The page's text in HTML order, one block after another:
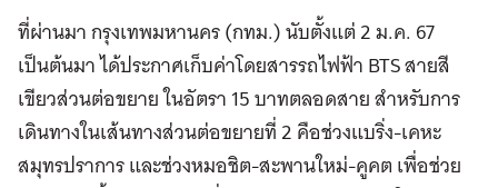
ที่ผ่านมา กรุงเทพมหานคร (กทม.) นับตั้งแต่ 2 ม.ค. 67
เป็นต้นมา ได้ประกาศเก็บค่าโดยสารรถไฟฟ้า BTS สายสี
เขียวส่วนต่อขยาย ในอัตรา 15 บาทตลอดสาย สำหรับการ
เดินทางในเส้นทางส่วนต่อขยายที่ 2 คือช่วงแบริ่ง-เคหะ
สมุทรปราการ และช่วงหมอชิต-สะพานใหม่-คูคต เพื่อช่วย